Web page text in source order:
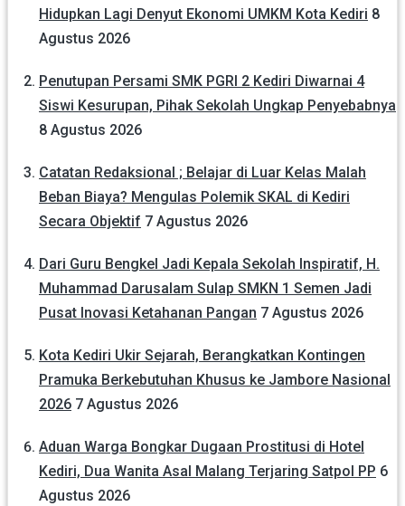
Hidupkan Lagi Denyut Ekonomi UMKM Kota Kediri 8
Agustus 2026
Penutupan Persami SMK PGRI 2 Kediri Diwarnai 4
Siswi Kesurupan, Pihak Sekolah Ungkap Penyebabnya
8 Agustus 2026
Catatan Redaksional ; Belajar di Luar Kelas Malah
Beban Biaya? Mengulas Polemik SKAL di Kediri
Secara Objektif 7 Agustus 2026
Dari Guru Bengkel Jadi Kepala Sekolah Inspiratif, H.
Muhammad Darusalam Sulap SMKN 1 Semen Jadi
Pusat Inovasi Ketahanan Pangan 7 Agustus 2026
Kota Kediri Ukir Sejarah, Berangkatkan Kontingen
Pramuka Berkebutuhan Khusus ke Jambore Nasional
2026 7 Agustus 2026
Aduan Warga Bongkar Dugaan Prostitusi di Hotel
Kediri, Dua Wanita Asal Malang Terjaring Satpol PP 6
Agustus 2026